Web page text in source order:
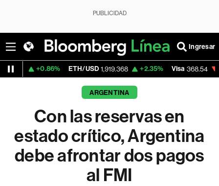
PUBLICIDAD
Ingresar
ETH/USD 1,919.368 +2.35% Visa 368.54 -0.28%
ARGENTINA
Con las reservas en
estado crítico, Argentina
debe afrontar dos pagos
al FMI